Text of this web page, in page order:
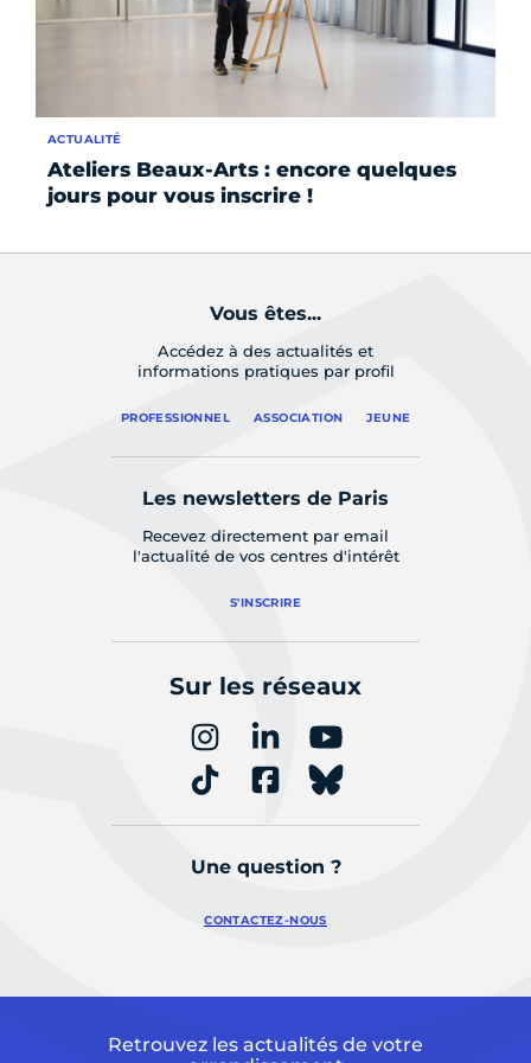
Ateliers Beaux-Arts : encore quelques
jours pour vous inscrire !
ACTUALITÉ
Vous êtes...
Accédez à des actualités et
informations pratiques par profil
PROFESSIONNEL ASSOCIATION JEUNE
Les newsletters de Paris
Recevez directement par email
l'actualité de vos centres d'intérêt
S'INSCRIRE
Sur les réseaux
Une question ?
CONTACTEZ-NOUS
Retrouvez les actualités de votre